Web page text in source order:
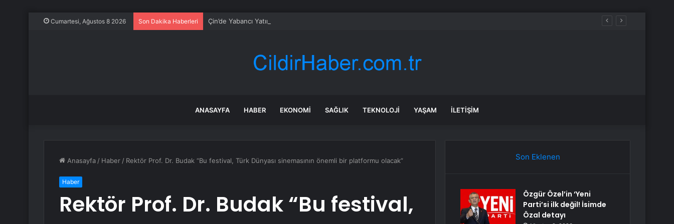
Cumartesi, Ağustos 8 2026 Son Dakika Haberleri Çin’de Yabancı Yatırımlar Artıyor
ANASAYFA HABER EKONOMI SAĞLIK TEKNOLOJI YAŞAM İLETIŞIM
Anasayfa / Haber / Rektör Prof. Dr. Budak “Bu festival, Türk Dünyası sinemasının önemli bir platformu olacak”
Haber
Rektör Prof. Dr. Budak “Bu festival,
Son Eklenen
Özgür Özel’in ‘Yeni
Parti’si ilk değil! İsimde
Özal detayı